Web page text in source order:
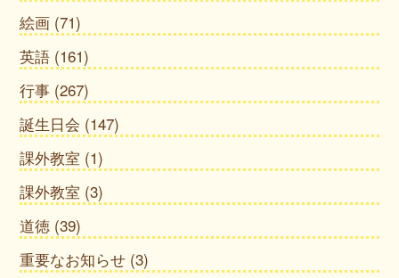
絵画 (71)
英語 (161)
行事 (267)
誕生日会 (147)
課外教室 (1)
課外教室 (3)
道徳 (39)
重要なお知らせ (3)